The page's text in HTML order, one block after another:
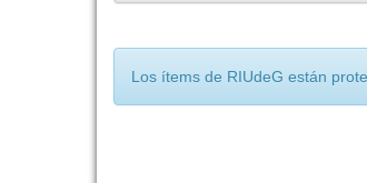
Los ítems de RIUdeG están